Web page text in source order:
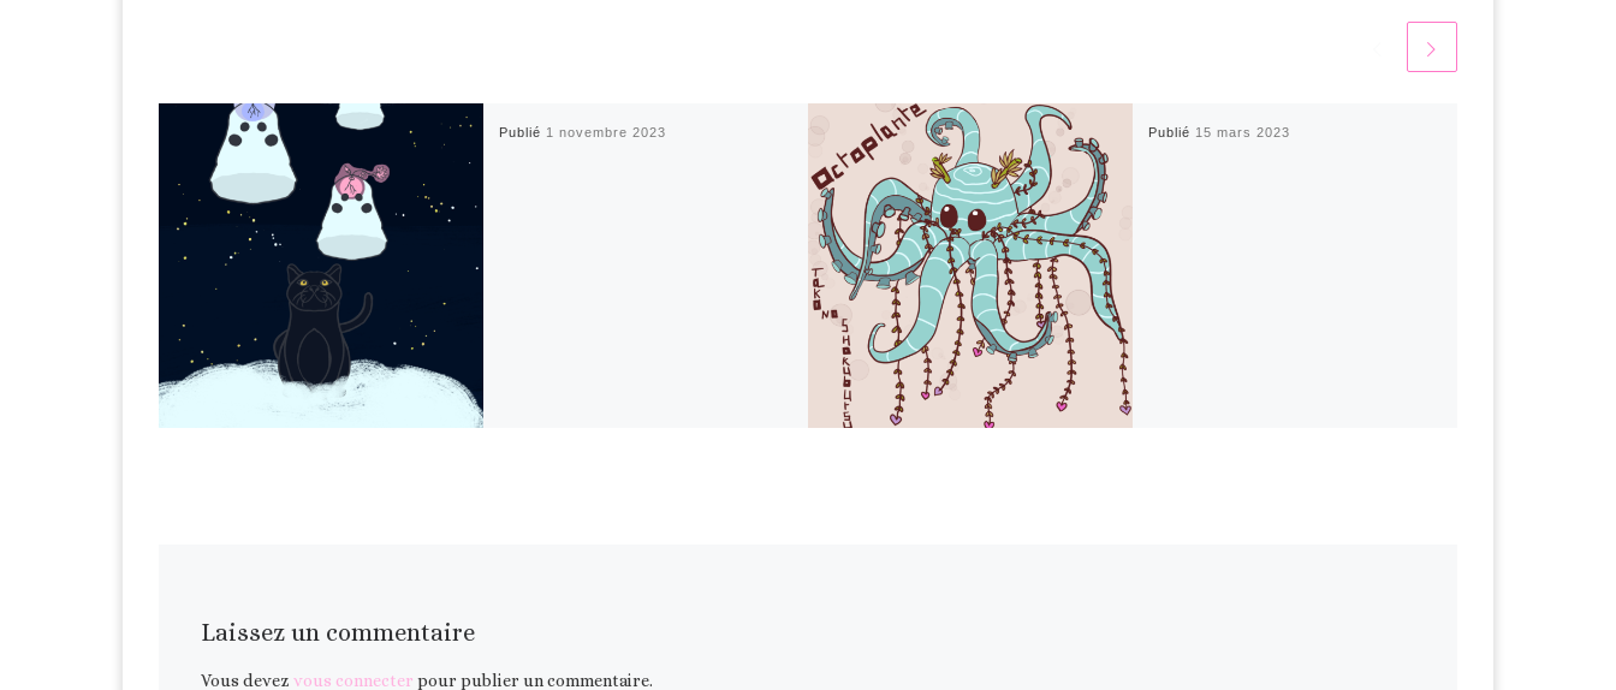
Publié 1 novembre 2023 Publié 15 mars 2023
Laissez un commentaire
Vous devezvous connecter pour publier un commentaire.